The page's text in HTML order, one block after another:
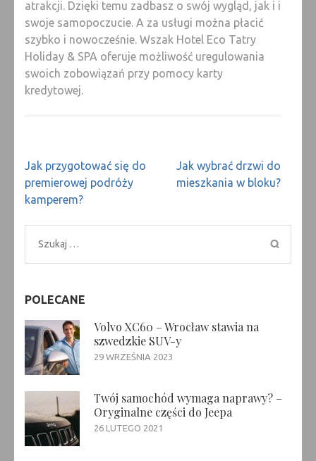
atrakcji. Dzięki temu zadbasz o swój wygląd, jak i i
swoje samopoczucie. A za usługi można płacić
szybko i nowocześnie. Wszak Hotel Eco Tatry
Holiday & SPA oferuje możliwość uregulowania
swoich zobowiązań przy pomocy karty
kredytowej.
Nawigacja
wpisu
Jak przygotować się do
premierowej podróży
kamperem?
Jak wybrać drzwi do
mieszkania w bloku?
Szukaj:
POLECANE
Volvo XC60 – Wrocław stawia na
szwedzkie SUV-y
29 WRZEŚNIA 2023
Twój samochód wymaga naprawy? –
Oryginalne części do Jeepa
26 LUTEGO 2021